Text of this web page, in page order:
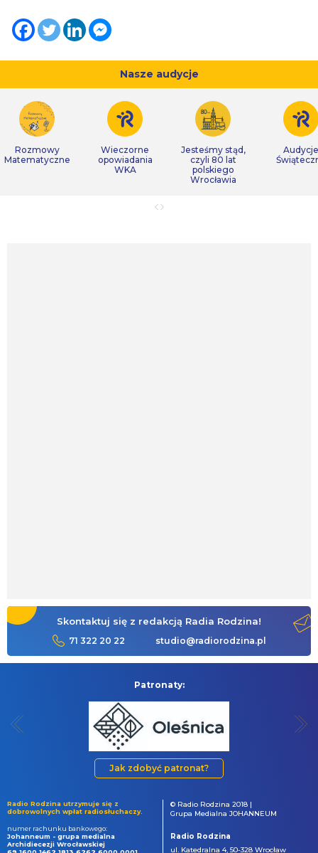
Nasze audycje
Rozmowy
Matematyczne
Wieczorne
opowiadania
WKA
Jesteśmy stąd,
czyli 80 lat
polskiego
Wrocławia
Audycje
Skontaktuj się z redakcją Radia Rodzina!
71 322 20 22 studio@radiorodzina.pl
Patronaty:
Jak zdobyć patronat?
Radio Rodzina utrzymuje się z
dobrowolnych wpłat radiosłuchaczy.
numer rachunku bankowego:
Johanneum - grupa medialna
Archidiecezji Wrocławskiej
© Radio Rodzina 2018 |
Grupa Medialna JOHANNEUM
Radio Rodzina
ul. Katedralna 4, 50-328 Wrocław